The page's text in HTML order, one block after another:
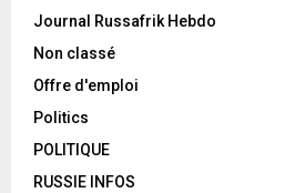
Journal Russafrik Hebdo
Non classé
Offre d'emploi
Politics
POLITIQUE
RUSSIE INFOS